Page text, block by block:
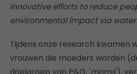
innovative efforts to reduce
environmental impact via
Tijdens onze research kwamen
vrouwen die moeders worden
doelgroep van P&G, 'moms'),